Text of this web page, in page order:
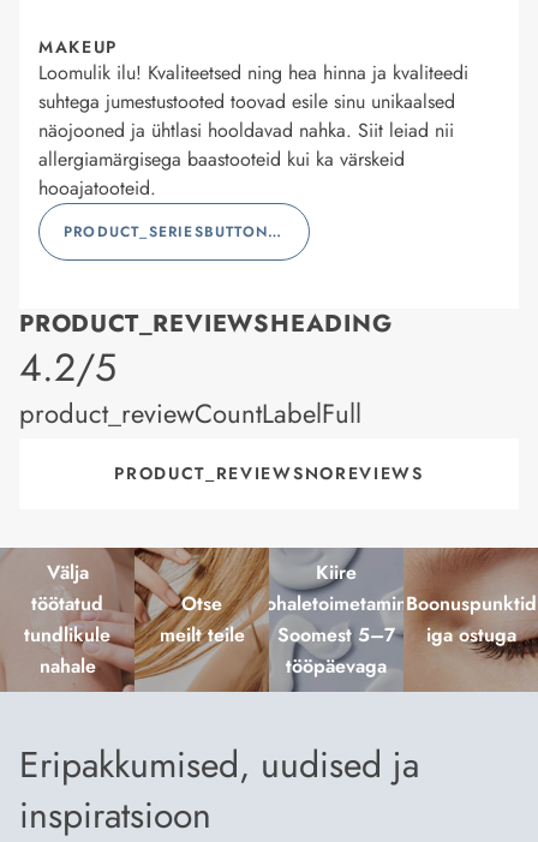
MAKEUP
Loomulik ilu! Kvaliteetsed ning hea hinna ja kvaliteedi
suhtega jumestustooted toovad esile sinu unikaalsed
näojooned ja ühtlasi hooldavad nahka. Siit leiad nii
allergiamärgisega baastooteid kui ka värskeid
hooajatooteid.
PRODUCT_SERIESBUTTONLABEL
PRODUCT_REVIEWSHEADING
product_rating
4.2/5
product_reviewCountLabelFull
PRODUCT_REVIEWSNOREVIEWS
Välja
töötatud
tundlikule
nahale
Otse
meilt teile
Kiire
kohaletoimetamine
Soomest 5–7
tööpäevaga
Boonuspunktid
iga ostuga
Eripakkumised, uudised ja
inspiratsioon